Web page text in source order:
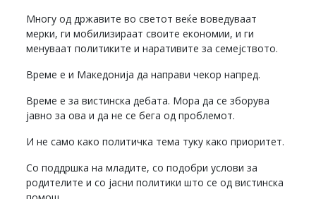
Многу од државите во светот веќе воведуваат
мерки, ги мобилизираат своите економии, и ги
менуваат политиките и наративите за семејството.
Време е и Македонија да направи чекор напред.
Време е за вистинска дебата. Мора да се зборува
јавно за ова и да не се бега од проблемот.
И не само како политичка тема туку како приоритет.
Со поддршка на младите, со подобри услови за
родителите и со јасни политики што се од вистинска